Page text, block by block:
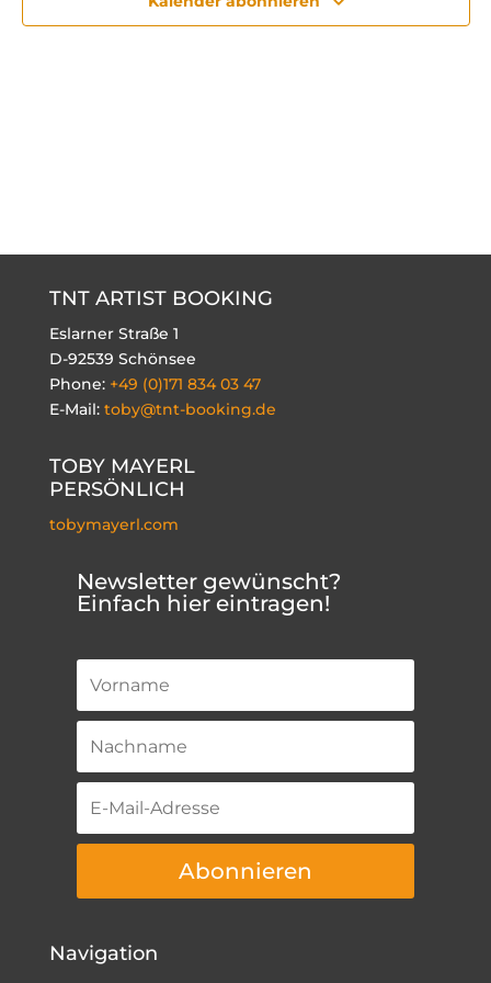
TNT ARTIST BOOKING
Eslarner Straße 1
D-92539 Schönsee
Phone: +49 (0)171 834 03 47
E-Mail: toby@tnt-booking.de
TOBY MAYERL
PERSÖNLICH
tobymayerl.com
Newsletter gewünscht?
Einfach hier eintragen!
Abonnieren
Navigation